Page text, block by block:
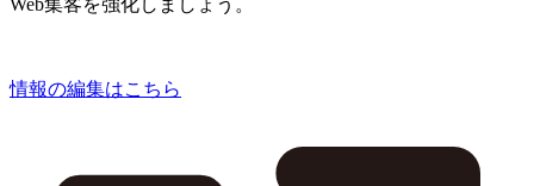
情報の編集はこちら